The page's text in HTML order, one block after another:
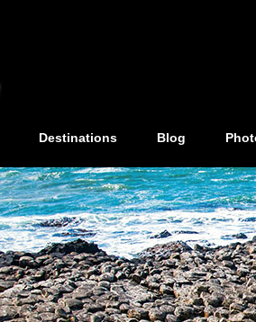
Destinations Blog